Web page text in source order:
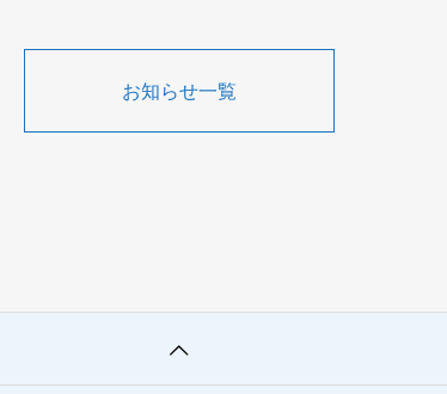
お知らせ一覧